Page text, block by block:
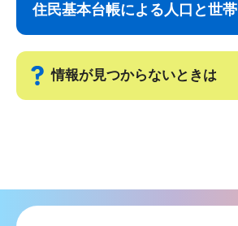
こ
で
住民基本台帳による人口と世帯
情報が見つからないときは
ゲ